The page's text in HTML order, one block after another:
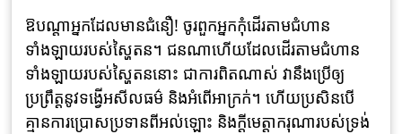
ឱបណ្តាអ្នកដែលមានជំនឿ! ចូរពួកអ្នកកុំដើរតាមជំហាន
ទាំងឡាយរបស់ស្ហៃតន។ ជនណាហើយដែលដើរតាមជំហាន
ទាំងឡាយរបស់ស្ហៃតននោះ ជាការពិតណាស់ វានឹងប្រើឲ្យ
ប្រព្រឹត្តនូវទង្វើអសីលធម៌ និងអំពើអាក្រក់។ ហើយប្រសិនបើ
គ្មានការប្រោសប្រទានពីអល់ឡោះ និងក្តីមេត្តាករុណារបស់ទ្រង់